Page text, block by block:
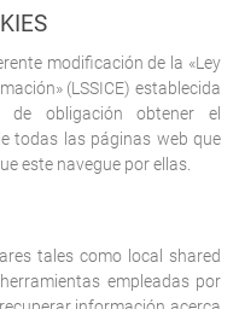
modificación de la «Ley
(LSSICE) establecida
obligación obtener el
todas las páginas web que
este navegue por ellas.
tales como local shared
empleadas por